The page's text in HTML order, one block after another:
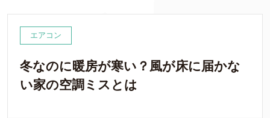
エアコン
冬なのに暖房が寒い？風が床に届かな
い家の空調ミスとは